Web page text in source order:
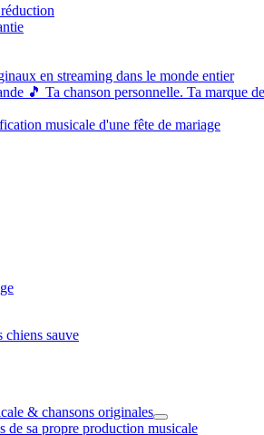
en streaming dans le monde entier
🎵 Ta chanson personnelle. Ta marque
musicale d'une fête de mariage
& chansons originales
de sa propre production musicale